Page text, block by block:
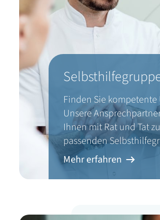
Finden Sie
Unsere
Ihnen mit Rat und Tat
passenden
Mehr erfahren